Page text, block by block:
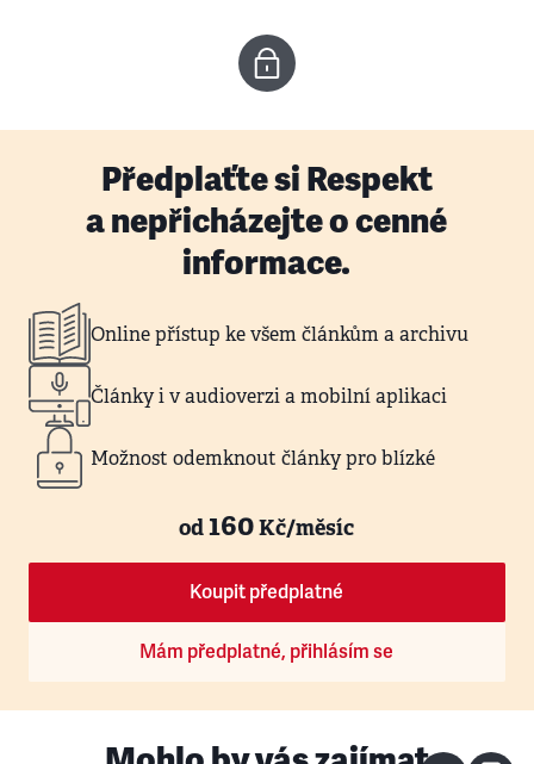
Předplaťte si Respekt
a nepřicházejte o cenné
informace.
Online přístup ke všem článkům a archivu
Články i v audioverzi a mobilní aplikaci
Možnost odemknout články pro blízké
od160Kč/měsíc
Koupit předplatné
Mám předplatné, přihlásím se